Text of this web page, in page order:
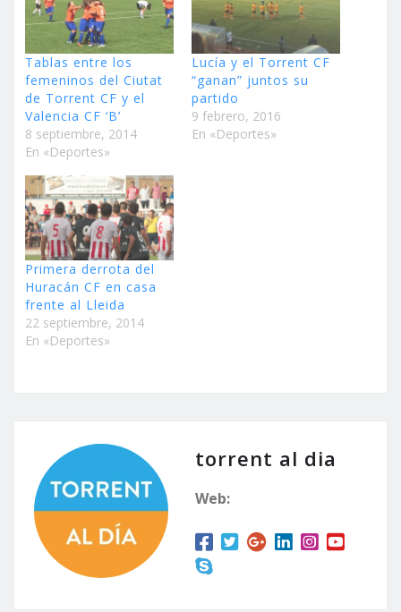
Tablas entre los
femeninos del Ciutat
de Torrent CF y el
Valencia CF ‘B’
8 septiembre, 2014
En «Deportes»
Lucía y el Torrent CF
“ganan” juntos su
partido
9 febrero, 2016
En «Deportes»
Primera derrota del
Huracán CF en casa
frente al Lleida
22 septiembre, 2014
En «Deportes»
torrent al dia
Web: